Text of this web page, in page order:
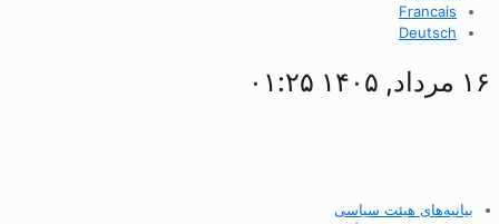
Francais
Deutsch
۱۶ مرداد, ۱۴۰۵ ۰۱:۲۵
بیانیه‌های هیئت سیاسی